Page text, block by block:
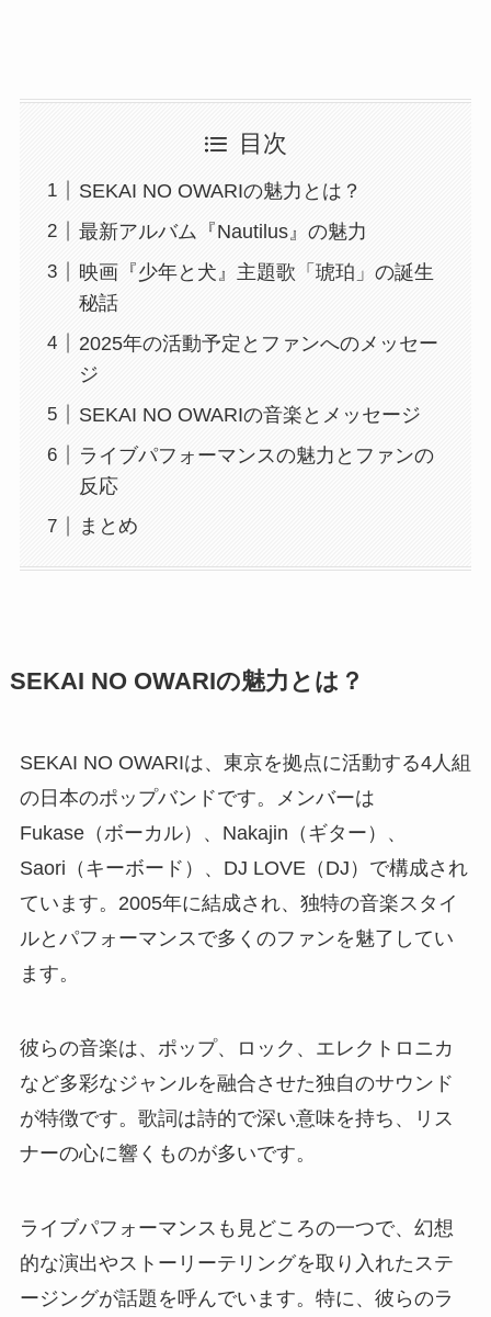
目次
SEKAI NO OWARIの魅力とは？
最新アルバム『Nautilus』の魅力
映画『少年と犬』主題歌「琥珀」の誕生
秘話
2025年の活動予定とファンへのメッセー
ジ
SEKAI NO OWARIの音楽とメッセージ
ライブパフォーマンスの魅力とファンの
反応
まとめ
SEKAI NO OWARIの魅力とは？
SEKAI NO OWARIは、東京を拠点に活動する4人組
の日本のポップバンドです。メンバーは
Fukase（ボーカル）、Nakajin（ギター）、
Saori（キーボード）、DJ LOVE（DJ）で構成され
ています。2005年に結成され、独特の音楽スタイ
ルとパフォーマンスで多くのファンを魅了してい
ます。
彼らの音楽は、ポップ、ロック、エレクトロニカ
など多彩なジャンルを融合させた独自のサウンド
が特徴です。歌詞は詩的で深い意味を持ち、リス
ナーの心に響くものが多いです。
ライブパフォーマンスも見どころの一つで、幻想
的な演出やストーリーテリングを取り入れたステ
ージングが話題を呼んでいます。特に、彼らのラ